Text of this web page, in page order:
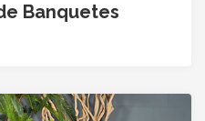
Banquetes